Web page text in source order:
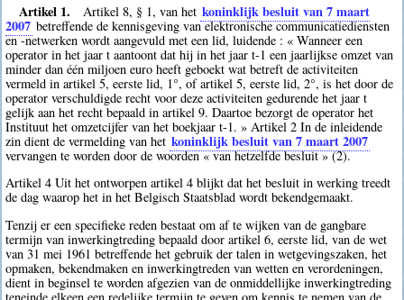
Artikel 1. Artikel 8, § 1, van het koninklijk besluit van 7 maart
2007 betreffende de kennisgeving van elektronische communicatiediensten
en -netwerken wordt aangevuld met een lid, luidende : « Wanneer een
operator in het jaar t aantoont dat hij in het jaar t-1 een jaarlijkse omzet van
minder dan één miljoen euro heeft geboekt wat betreft de activiteiten
vermeld in artikel 5, eerste lid, 1°, of artikel 5, eerste lid, 2°, is het door de
operator verschuldigde recht voor deze activiteiten gedurende het jaar t
gelijk aan het recht bepaald in artikel 9. Daartoe bezorgt de operator het
Instituut het omzetcijfer van het boekjaar t-1. » Artikel 2 In de inleidende
zin dient de vermelding van het koninklijk besluit van 7 maart 2007
vervangen te worden door de woorden « van hetzelfde besluit » (2).
Artikel 4 Uit het ontworpen artikel 4 blijkt dat het besluit in werking treedt
de dag waarop het in het Belgisch Staatsblad wordt bekendgemaakt.
Tenzij er een specifieke reden bestaat om af te wijken van de gangbare
termijn van inwerkingtreding bepaald door artikel 6, eerste lid, van de wet
van 31 mei 1961 betreffende het gebruik der talen in wetgevingszaken, het
opmaken, bekendmaken en inwerkingtreden van wetten en verordeningen,
dient in beginsel te worden afgezien van de onmiddellijke inwerkingtreding